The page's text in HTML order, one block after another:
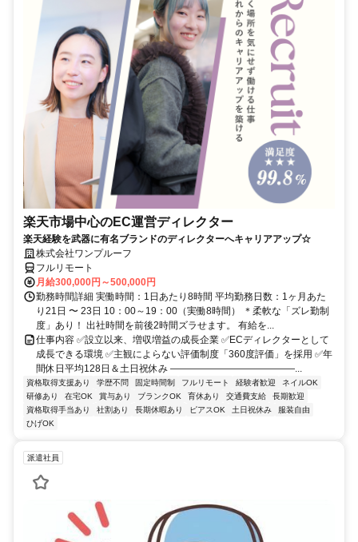
楽天市場中心のEC運営ディレクター
楽天経験を武器に有名ブランドのディレクターへキャリアアップ☆
株式会社ワンプルーフ
フルリモート
月給300,000円～500,000円
勤務時間詳細 実働時間：1日あたり8時間 平均勤務日数：1ヶ月あた
り21日 〜 23日 10：00～19：00（実働8時間） ＊柔軟な「ズレ勤制
度」あり！ 出社時間を前後2時間ズラせます。 有給を...
仕事内容 ✅設立以来、増収増益の成長企業 ✅ECディレクターとして
成長できる環境 ✅主観によらない評価制度「360度評価」を採用 ✅年
間休日平均128日＆土日祝休み ―――――――――――――...
資格取得支援あり 学歴不問 固定時間制 フルリモート 経験者歓迎
ネイルOK
研修あり
在宅OK 賞与あり ブランクOK 育休あり 交通費支給
長期歓迎
資格取得手当あり
社割あり 長期休暇あり ピアスOK 土日祝休み
服装自由
ひげOK
派遣社員